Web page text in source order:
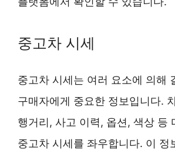
중고차 시세
중고차 시세는 여러 요소에 의해
구매자에게 중요한 정보입니다.
행거리, 사고 이력, 옵션, 색상 등
중고차 시세를 좌우합니다. 이 정